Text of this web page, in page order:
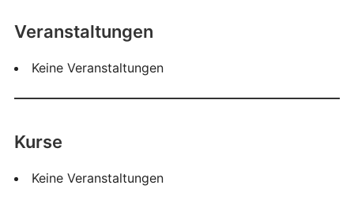
Veranstaltungen
Keine Veranstaltungen
Kurse
Keine Veranstaltungen